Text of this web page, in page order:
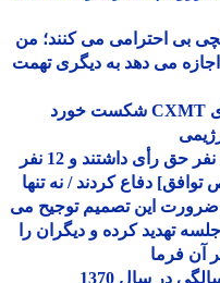
احترامی می کنند؛ من
می دهد به دیگری تهمت
پزشکیان: در شورای امنیت 12 یا 13 نفر حق رأی داشتند و 12 نفر
دفاع کردند / نه تنها
این تصمیم توجیح می
تهدید کرده و دیگران را
فرما